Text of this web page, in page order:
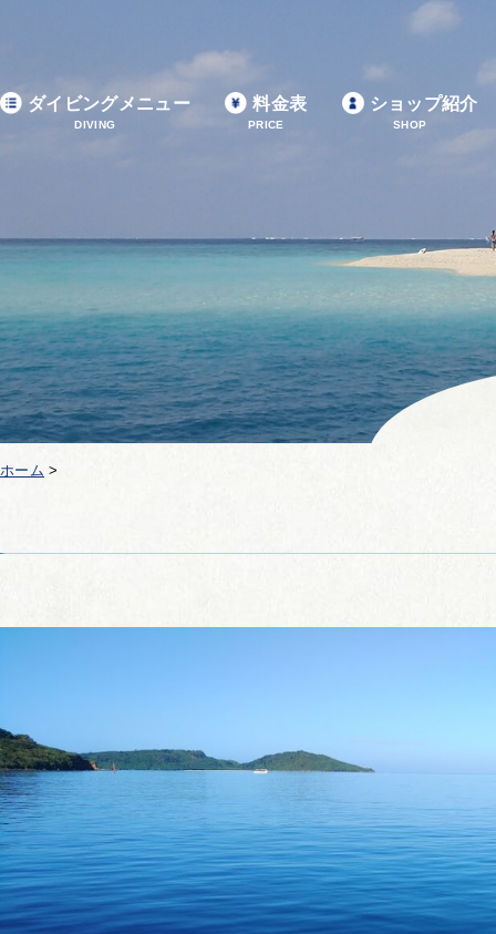
ダイビングメニュー
DIVING
料金表
PRICE
ショップ紹介
SHOP
ホーム >